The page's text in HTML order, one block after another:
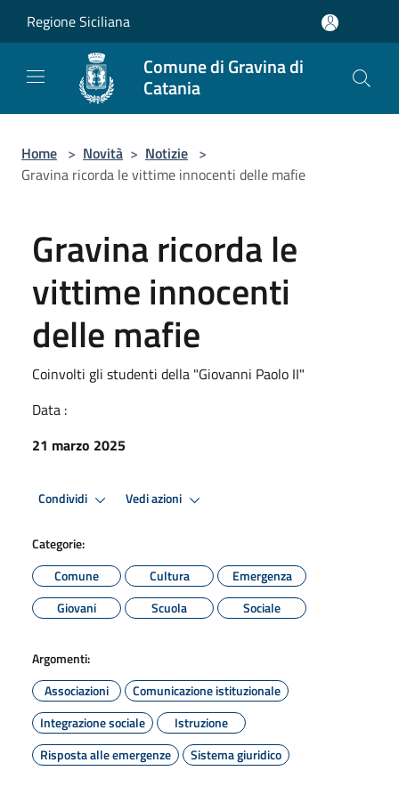
Regione Siciliana
Comune di Gravina di
Catania
Home > Novità > Notizie >
Gravina ricorda le vittime innocenti delle mafie
Gravina ricorda le
vittime innocenti
delle mafie
Coinvolti gli studenti della "Giovanni Paolo II"
Data :
21 marzo 2025
Condividi Vedi azioni
Categorie:
Comune
Cultura
Emergenza
Giovani
Scuola Sociale
Argomenti:
Associazioni
Comunicazione istituzionale
Integrazione sociale
Istruzione
Risposta alle emergenze
Sistema giuridico